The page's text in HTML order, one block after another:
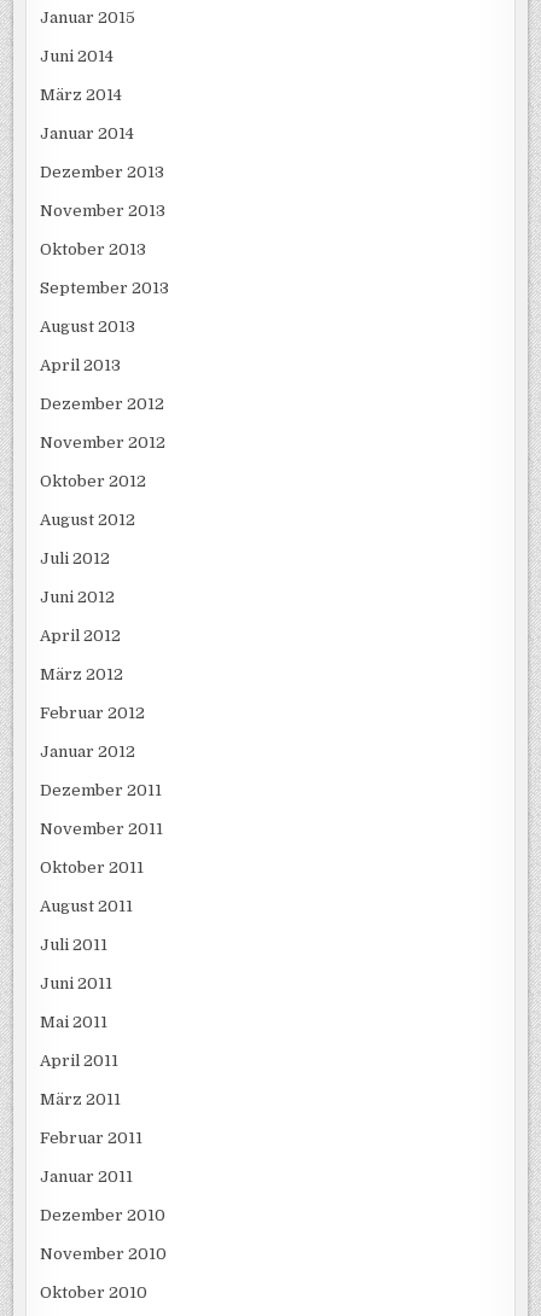
Januar 2015
Juni 2014
März 2014
Januar 2014
Dezember 2013
November 2013
Oktober 2013
September 2013
August 2013
April 2013
Dezember 2012
November 2012
Oktober 2012
August 2012
Juli 2012
Juni 2012
April 2012
März 2012
Februar 2012
Januar 2012
Dezember 2011
November 2011
Oktober 2011
August 2011
Juli 2011
Juni 2011
Mai 2011
April 2011
März 2011
Februar 2011
Januar 2011
Dezember 2010
November 2010
Oktober 2010